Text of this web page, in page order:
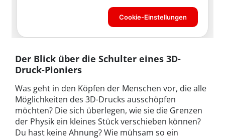
Der Blick über die Schulter eines 3D-
Druck-Pioniers
Was geht in den Köpfen der Menschen vor, die alle
Möglichkeiten des 3D-Drucks ausschöpfen
möchten? Die sich überlegen, wie sie die Grenzen
der Physik ein kleines Stück verschieben können?
Du hast keine Ahnung? Wie mühsam so ein